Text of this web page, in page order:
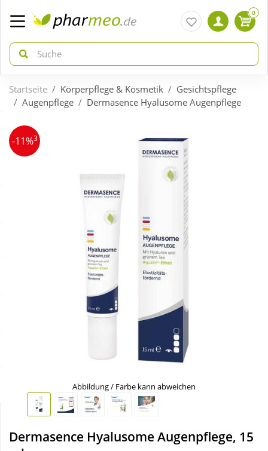
zurück
ÜBERSICHT AKTIONEN
Täglich gut versorgt
zurück
ÜBERSICHT KATEGORIEN
Körperpflege & Kosmetik
Nahrungsergänzung
0
Startseite Körperpflege & Kosmetik
Gesichtspflege
Augenpflege
Dermasence Hyalusome Augenpflege
-11%3
Abbildung / Farbe kann abweichen
Dermasence Hyalusome Augenpflege, 15